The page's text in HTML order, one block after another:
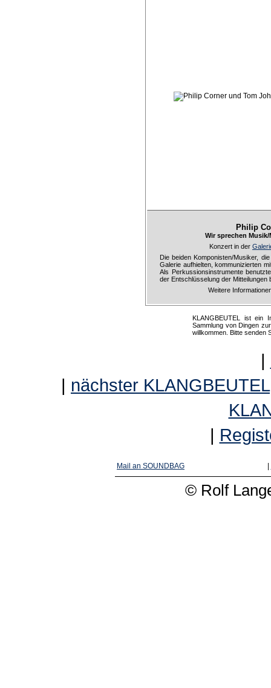
Philip
Wir sprechen
Konzert in der
Die beiden Komponisten/Musiker,
Galerie aufhielten, kommunizierten
Als Perkussionsinstrumente
der Entschlüsselung der Mitteilungen
Weitere
KLANGBEUTEL ist ein
Sammlung von Dingen
willkommen. Bitte senden
|
| nächster KLANGBEUTEL
|
Mail an SOUNDBAG
© Rolf